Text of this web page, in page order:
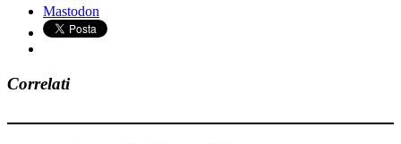
Mastodon
Correlati